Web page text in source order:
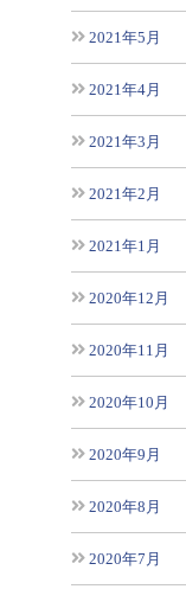
2021年5月
2021年4月
2021年3月
2021年2月
2021年1月
2020年12月
2020年11月
2020年10月
2020年9月
2020年8月
2020年7月